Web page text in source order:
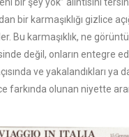
bir şey yok” alıntısını
bir karmaşıklığı gizlice
Bu karmaşıklık, ne
değil, onların entegre
ve yakalandıkları ya
farkında olunan niyette